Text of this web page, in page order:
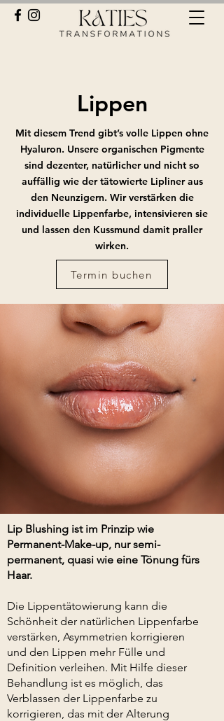
Lippen
Mit diesem Trend gibt’s volle Lippen ohne
Hyaluron. Unsere organischen Pigmente
sind dezenter, natürlicher und nicht so
auffällig wie der tätowierte Lipliner aus
den Neunzigern. Wir verstärken die
individuelle Lippenfarbe, intensivieren sie
und lassen den Kussmund damit praller
wirken.
Termin buchen
Lip Blushing ist im Prinzip wie
Permanent-Make-up, nur semi-
permanent, quasi wie eine Tönung fürs
Haar.
Die Lippentätowierung kann die
Schönheit der natürlichen Lippenfarbe
verstärken, Asymmetrien korrigieren
und den Lippen mehr Fülle und
Definition verleihen. Mit Hilfe dieser
Behandlung ist es möglich, das
Verblassen der Lippenfarbe zu
korrigieren, das mit der Alterung